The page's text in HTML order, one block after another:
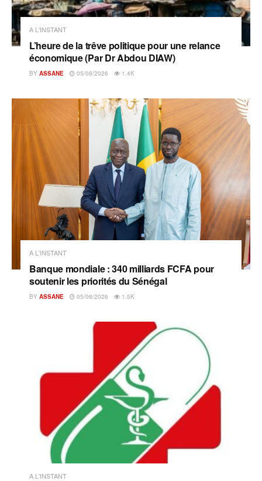
A L'INSTANT
L’heure de la trêve politique pour une relance
économique (Par Dr Abdou DIAW)
BY ASSANE 05/08/2026 1.4K
A L'INSTANT
Banque mondiale : 340 milliards FCFA pour
soutenir les priorités du Sénégal
BY ASSANE 05/08/2026 1.5K
A L'INSTANT